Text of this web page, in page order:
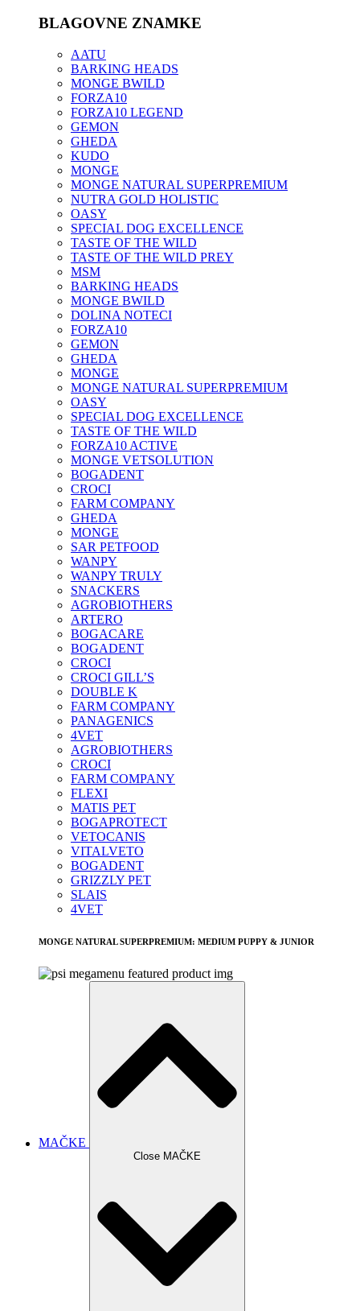
BLAGOVNE ZNAMKE
AATU
BARKING HEADS
MONGE BWILD
FORZA10
FORZA10 LEGEND
GEMON
GHEDA
KUDO
MONGE
MONGE NATURAL SUPERPREMIUM
NUTRA GOLD HOLISTIC
OASY
SPECIAL DOG EXCELLENCE
TASTE OF THE WILD
TASTE OF THE WILD PREY
MSM
BARKING HEADS
MONGE BWILD
DOLINA NOTECI
FORZA10
GEMON
GHEDA
MONGE
MONGE NATURAL SUPERPREMIUM
OASY
SPECIAL DOG EXCELLENCE
TASTE OF THE WILD
FORZA10 ACTIVE
MONGE VETSOLUTION
BOGADENT
CROCI
FARM COMPANY
GHEDA
MONGE
SAR PETFOOD
WANPY
WANPY TRULY
SNACKERS
AGROBIOTHERS
ARTERO
BOGACARE
BOGADENT
CROCI
CROCI GILL’S
DOUBLE K
FARM COMPANY
PANAGENICS
4VET
AGROBIOTHERS
CROCI
FARM COMPANY
FLEXI
MATIS PET
BOGAPROTECT
VETOCANIS
VITALVETO
BOGADENT
GRIZZLY PET
SLAIS
4VET
MONGE NATURAL SUPERPREMIUM: MEDIUM PUPPY & JUNIOR
MAČKE
Close MAČKE